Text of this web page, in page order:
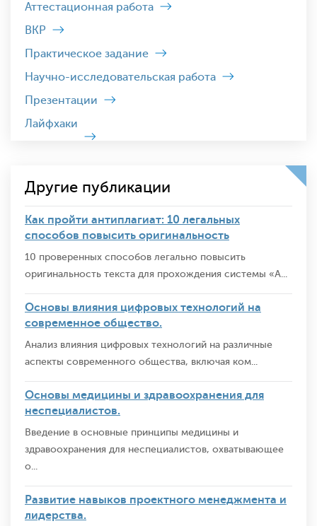
Аттестационная работа
ВКР
Практическое задание
Научно-исследовательская работа
Презентации
Лайфхаки
Другие публикации
Как пройти антиплагиат: 10 легальных
способов повысить оригинальность
10 проверенных способов легально повысить
оригинальность текста для прохождения системы «А...
Основы влияния цифровых технологий на
современное общество.
Анализ влияния цифровых технологий на различные
аспекты современного общества, включая ком...
Основы медицины и здравоохранения для
неспециалистов.
Введение в основные принципы медицины и
здравоохранения для неспециалистов, охватывающее
о...
Развитие навыков проектного менеджмента и
лидерства.